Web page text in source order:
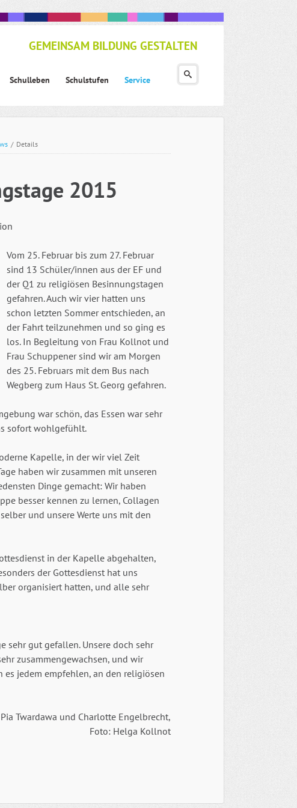
Schulleben Schulstufen Service
GEMEINSAM BILDUNG GESTALTEN
/ Details
2015
Vom 25. Februar bis zum 27. Februar
sind 13 Schüler/innen aus der EF und
der Q1 zu religiösen Besinnungstagen
gefahren. Auch wir vier hatten uns
schon letzten Sommer entschieden, an
der Fahrt teilzunehmen und so ging es
los. In Begleitung von Frau Kollnot und
Frau Schuppener sind wir am Morgen
des 25. Februars mit dem Bus nach
Wegberg zum Haus St. Georg gefahren.
war schön, das Essen war sehr
sofort wohlgefühlt.
Kapelle, in der wir viel Zeit
haben wir zusammen mit unseren
Dinge gemacht: Wir haben
besser kennen zu lernen, Collagen
und unsere Werte uns mit den
in der Kapelle abgehalten,
der Gottesdienst hat uns
organisiert hatten, und alle sehr
sehr gut gefallen. Unsere doch sehr
zusammengewachsen, und wir
es jedem empfehlen, an den religiösen
Twardawa und Charlotte Engelbrecht,
Foto: Helga Kollnot